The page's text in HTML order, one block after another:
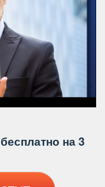
на 3